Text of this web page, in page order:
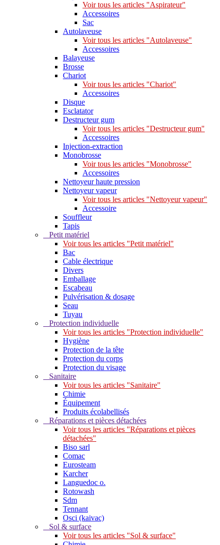
Voir tous les articles "Aspirateur"
Accessoires
Sac
Autolaveuse
Voir tous les articles "Autolaveuse"
Accessoires
Balayeuse
Brosse
Chariot
Voir tous les articles "Chariot"
Accessoires
Disque
Esclatator
Destructeur gum
Voir tous les articles "Destructeur gum"
Accessoires
Injection-extraction
Monobrosse
Voir tous les articles "Monobrosse"
Accessoires
Nettoyeur haute pression
Nettoyeur vapeur
Voir tous les articles "Nettoyeur vapeur"
Accessoire
Souffleur
Tapis
Petit matériel
Voir tous les articles "Petit matériel"
Bac
Cable électrique
Divers
Emballage
Escabeau
Pulvérisation & dosage
Seau
Tuyau
Protection individuelle
Voir tous les articles "Protection individuelle"
Hygiène
Protection de la tête
Protection du corps
Protection du visage
Sanitaire
Voir tous les articles "Sanitaire"
Chimie
Équipement
Produits écolabellisés
Réparations et pièces détachées
Voir tous les articles "Réparations et pièces
détachées"
Biso sarl
Comac
Eurosteam
Karcher
Languedoc o.
Rotowash
Sdm
Tennant
Osci (kaivac)
Sol & surface
Voir tous les articles "Sol & surface"